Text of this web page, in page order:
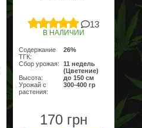
13
В НАЛИЧИИ
Содержание
ТГК:
26%
Сбор урожая:
11 недель
(Цветение)
Высота:
до 150 см
Урожай с
растения:
300-400 гр
170 грн